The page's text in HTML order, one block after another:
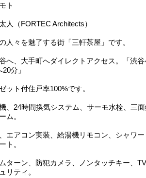
ト
（FORTEC Architects）
々を魅了する街「三軒茶屋」です。
へ、大手町へダイレクトアクセス。「渋
分」
ト付住戸率100%です。
、24時間換気システム、サーモ水栓、三
ム。
エアコン実装、給湯機リモコン、シャワ
ト。
ターン、防犯カメラ、ノンタッチキー、
リティ。